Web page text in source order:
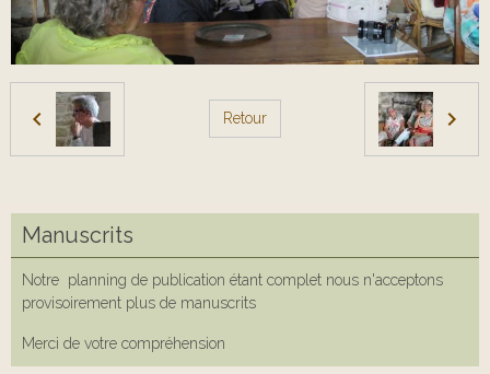
Retour
Manuscrits
Notre planning de publication étant complet nous n'acceptons
provisoirement plus de manuscrits
Merci de votre compréhension